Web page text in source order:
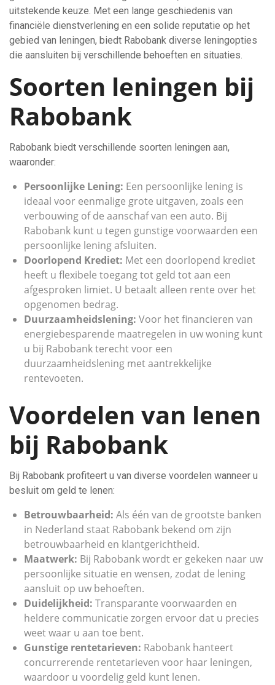
uitstekende keuze. Met een lange geschiedenis van
financiële dienstverlening en een solide reputatie op het
gebied van leningen, biedt Rabobank diverse leningopties
die aansluiten bij verschillende behoeften en situaties.
Soorten leningen bij
Rabobank
Rabobank biedt verschillende soorten leningen aan,
waaronder:
Persoonlijke Lening: Een persoonlijke lening is
ideaal voor eenmalige grote uitgaven, zoals een
verbouwing of de aanschaf van een auto. Bij
Rabobank kunt u tegen gunstige voorwaarden een
persoonlijke lening afsluiten.
Doorlopend Krediet: Met een doorlopend krediet
heeft u flexibele toegang tot geld tot aan een
afgesproken limiet. U betaalt alleen rente over het
opgenomen bedrag.
Duurzaamheidslening: Voor het financieren van
energiebesparende maatregelen in uw woning kunt
u bij Rabobank terecht voor een
duurzaamheidslening met aantrekkelijke
rentevoeten.
Voordelen van lenen
bij Rabobank
Bij Rabobank profiteert u van diverse voordelen wanneer u
besluit om geld te lenen:
Betrouwbaarheid: Als één van de grootste banken
in Nederland staat Rabobank bekend om zijn
betrouwbaarheid en klantgerichtheid.
Maatwerk: Bij Rabobank wordt er gekeken naar uw
persoonlijke situatie en wensen, zodat de lening
aansluit op uw behoeften.
Duidelijkheid: Transparante voorwaarden en
heldere communicatie zorgen ervoor dat u precies
weet waar u aan toe bent.
Gunstige rentetarieven: Rabobank hanteert
concurrerende rentetarieven voor haar leningen,
waardoor u voordelig geld kunt lenen.